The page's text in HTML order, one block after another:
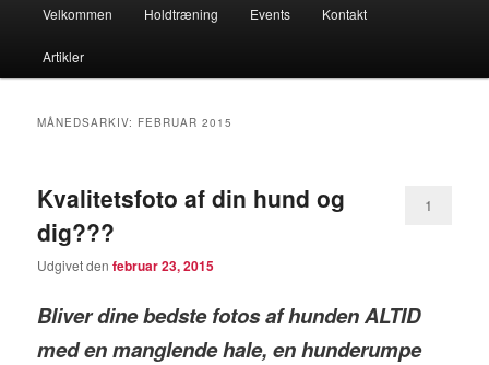
Fortsæt
til
Fortsæt
til
Velkommen Holdtræning Events Kontakt
Artikler
MÅNEDSARKIV: FEBRUAR 2015
Kvalitetsfoto af din hund og
dig???
Udgivet denfebruar 23, 2015
1
Bliver dine bedste fotos af hunden ALTID
med en manglende hale, en hunderumpe